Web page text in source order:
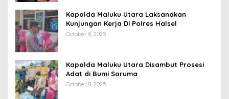
Kapolda Maluku Utara Laksanakan
Kunjungan Kerja Di Polres Halsel
October 8, 2025
Kapolda Maluku Utara Disambut Prosesi
Adat di Bumi Saruma
October 8, 2025